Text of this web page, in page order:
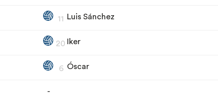
-
11 Luis Sánchez
20 Iker
6 Óscar